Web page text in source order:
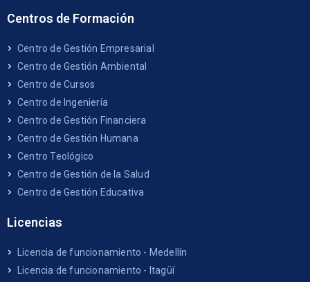
Centros de Formación
Centro de Gestión Empresarial
Centro de Gestión Ambiental
Centro de Cursos
Centro de Ingeniería
Centro de Gestión Financiera
Centro de Gestión Humana
Centro Teológico
Centro de Gestión de la Salud
Centro de Gestión Educativa
Licencias
Licencia de funcionamiento - Medellín
Licencia de funcionamiento - Itagüí